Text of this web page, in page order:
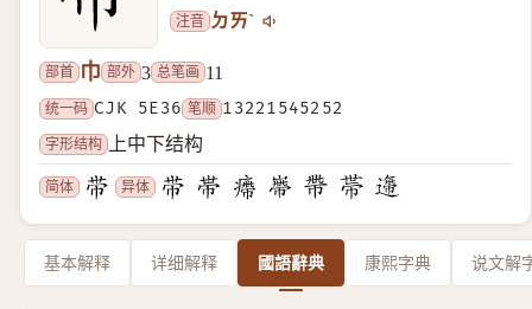
注音 ㄉㄞˋ
部首 巾 部外 3 总笔画 11
统一码 CJK 5E36 笔顺 13221545252
字形结构
上中下结构
简体 异体
基本解释 详细解释 國語辭典 康熙字典 说文解